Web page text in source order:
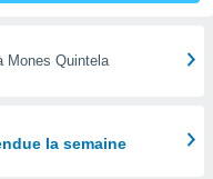
Mones Quintela
la semaine